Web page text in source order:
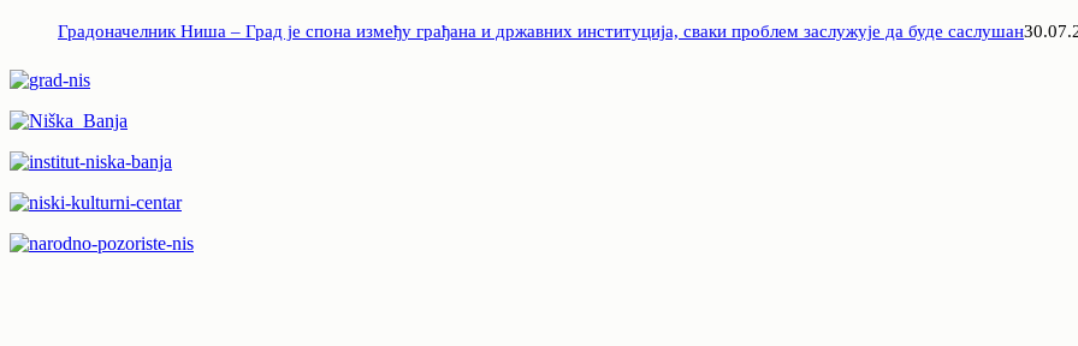
Градоначелник Ниша – Град је спона између грађана и државних институција, сваки проблем заслужује да буде саслушан